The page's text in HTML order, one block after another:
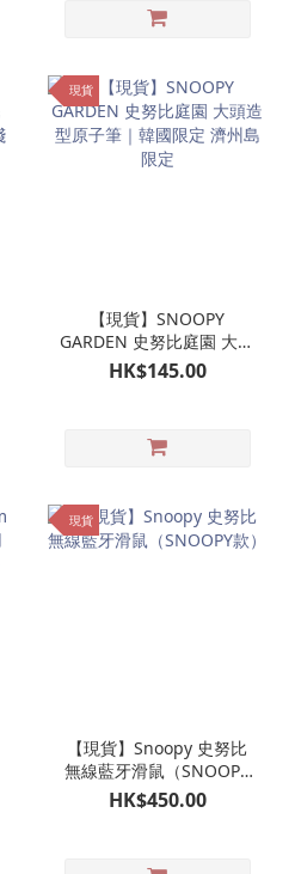
現貨
【現貨】SNOOPY
GARDEN 史努比庭園 大頭
造型原子筆｜韓國限定 濟
州島限定
HK$145.00
現貨
【現貨】Snoopy 史努比
無線藍牙滑鼠（SNOOPY
款）
HK$450.00